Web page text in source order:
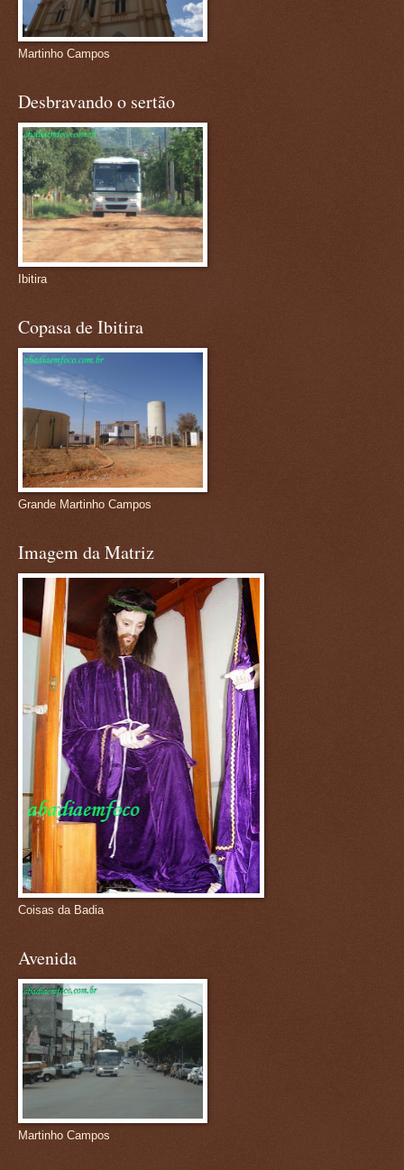
Martinho Campos
Desbravando o sertão
Ibitira
Copasa de Ibitira
Grande Martinho Campos
Imagem da Matriz
Coisas da Badia
Avenida
Martinho Campos